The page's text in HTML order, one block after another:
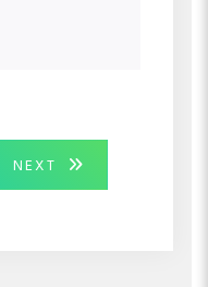
NEXT
NEXT
POST: